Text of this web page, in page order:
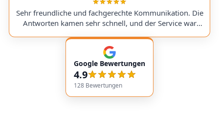
a replacement part, I was always kept fully informed. I
would use them again anytime!
Sehr freundliche und fachgerechte Kommunikation. Die
Antworten kamen sehr schnell, und der Service war
empfehlenswert! Very friendly and professional
communication. Responses came very quickly, and the
service overall was extremely friendly and reliable.
Highly recommended!
Google Bewertungen
4.9
128 Bewertungen